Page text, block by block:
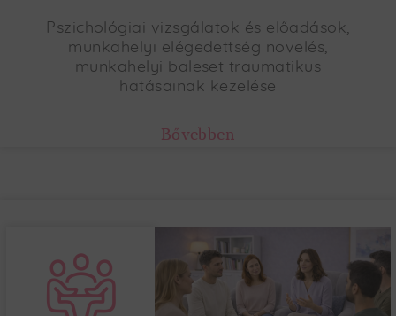
Pszichológiai vizsgálatok és előadások,
munkahelyi elégedettség növelés,
munkahelyi baleset traumatikus
hatásainak kezelése
Bővebben